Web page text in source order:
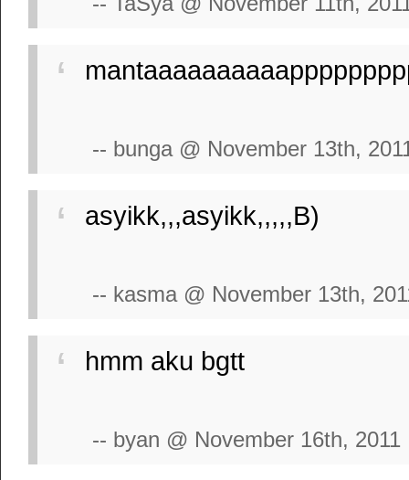
-- bunga @ November 13th,
asyikk,,,asyikk,,,,,B)
-- kasma @ November 13th,
hmm aku bgtt
-- byan @ November 16th, 2011